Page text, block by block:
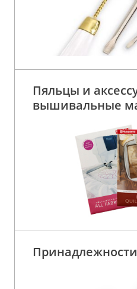
Пяльцы и
вышивальные